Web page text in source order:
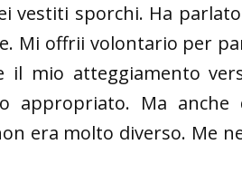
vestiti sporchi. Ha
Mi offrii volontario per
mio atteggiamento
appropriato. Ma anche
era molto diverso. Me